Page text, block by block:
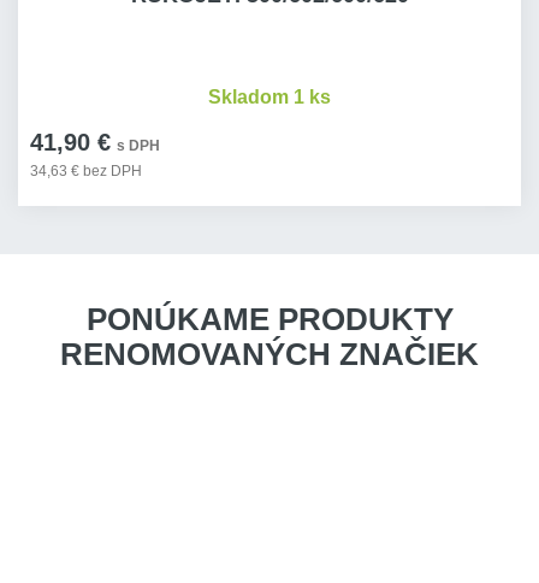
41,90 € s DPH
34,63 € bez DPH
Skladom 1 ks
PONÚKAME PRODUKTY
RENOMOVANÝCH ZNAČIEK